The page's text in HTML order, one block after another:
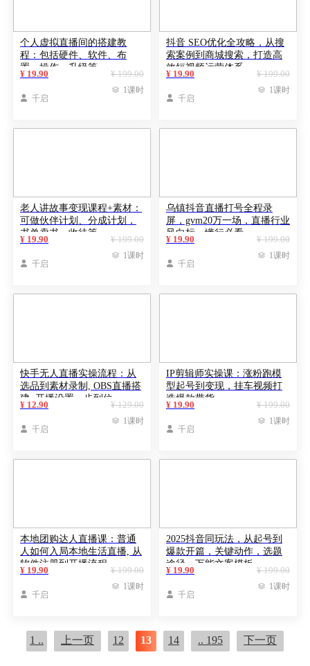
个人虚拟直播间的搭建教
程：包括硬件、软件、布
置、操作、升级等
¥ 199.00
¥ 19.90
 千启
 1课时
抖音 SEO优化全攻略，从搜
索案例到商城搜索，打造高
效短视频运营体系
¥ 199.00
¥ 19.90
 千启
 1课时
老人讲故事变现课程+素材：
可做伙伴计划、分成计划，
书单卖书、收徒等
¥ 199.00
¥ 19.90
 千启
 1课时
乌镇抖音直播打号全程录
屏，gvm20万一场，直播行业
风向标，懂行必看
¥ 199.00
¥ 19.90
 千启
 1课时
快手无人直播实操流程：从
选品到素材录制, OBS直播搭
建, 开播设置一步到位
¥ 129.00
¥ 12.90
 千启
 1课时
IP剪辑师实操课：涨粉跑模
型起号到变现，挂车视频打
造爆款带货
¥ 199.00
¥ 19.90
 千启
 1课时
本地团购达人直播课：普通
人如何入局本地生活直播, 从
软件注册到开播流程
¥ 199.00
¥ 19.90
 千启
 1课时
2025抖音同玩法，从起号到
爆款开篇，关键动作，选题
途径，万能文案模板
¥ 199.00
¥ 19.90
 千启
 1课时
1 .. 上一页 12 13 14 .. 195 下一页